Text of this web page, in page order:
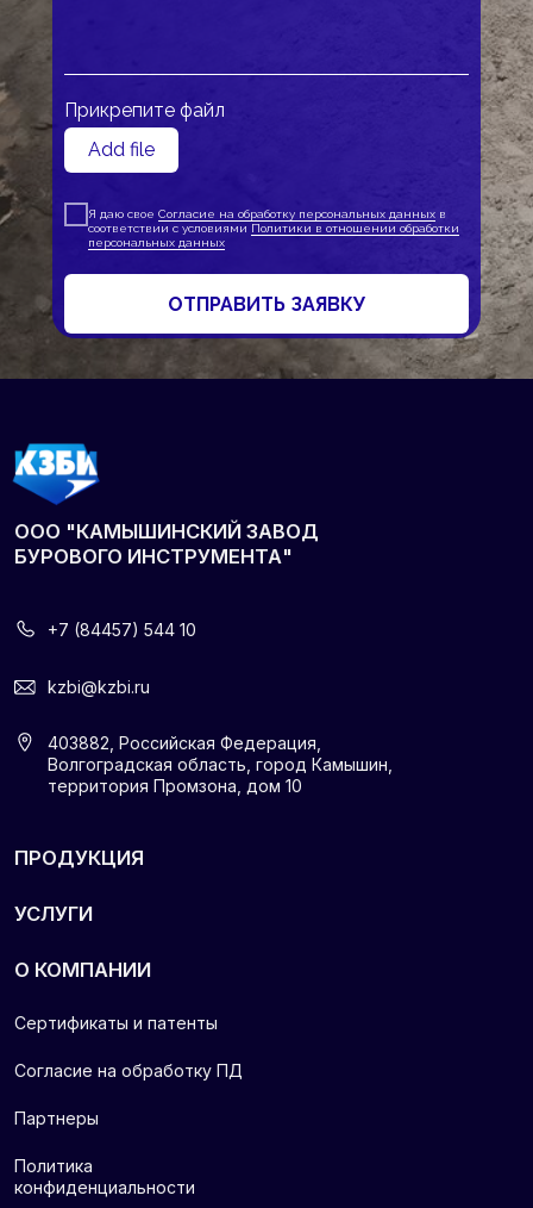
Прикрепите файл
Add file
Я даю свое Согласие на обработку персональных данных в
соответствии с условиями Политики в отношении обработки
персональных данных
ОТПРАВИТЬ ЗАЯВКУ
403882, Российская Федерация,
ПРОДУКЦИЯ
УСЛУГИ
О КОМПАНИИ
Согласие на обработку ПД
Партнеры
конфиденциальности
Сертификаты и патенты
© 2025 ООО "Камышинский завод бурового инструмента".
Все права защищены